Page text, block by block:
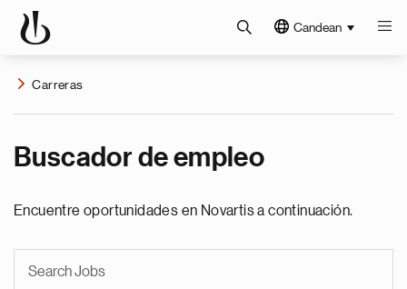
Candean
Carreras
Buscador de empleo
Encuentre oportunidades en Novartis a continuación.